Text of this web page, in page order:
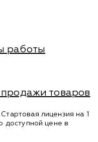
работы
товаров
лицензия на 1
доступной цене в